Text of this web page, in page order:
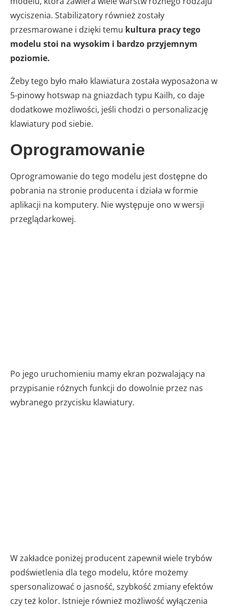
wyciszenia. Stabilizatory również zostały
przesmarowane i dzięki temu kultura pracy tego
modelu stoi na wysokim i bardzo przyjemnym
poziomie.
Żeby tego było mało klawiatura została wyposażona w
5-pinowy hotswap na gniazdach typu Kailh, co daje
dodatkowe możliwości, jeśli chodzi o personalizację
klawiatury pod siebie.
Oprogramowanie
Oprogramowanie do tego modelu jest dostępne do
pobrania na stronie producenta i działa w formie
aplikacji na komputery. Nie występuje ono w wersji
przeglądarkowej.
Po jego uruchomieniu mamy ekran pozwalający na
przypisanie różnych funkcji do dowolnie przez nas
wybranego przycisku klawiatury.
W zakładce poniżej producent zapewnił wiele trybów
podświetlenia dla tego modelu, które możemy
spersonalizować o jasność, szybkość zmiany efektów
czy też kolor. Istnieje również możliwość wyłączenia